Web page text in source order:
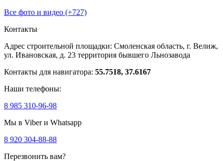
Все фото и видео (+727)
Контакты
Адрес строительной площадки: Смоленская область, г. Велиж,
ул. Ивановская, д. 23 территория бывшего Льнозавода
Контакты для навигатора: 55.7518, 37.6167
Наши телефоны:
8 985 310-96-98
Мы в Viber и Whatsapp
8 920 304-88-88
Перезвонить вам?